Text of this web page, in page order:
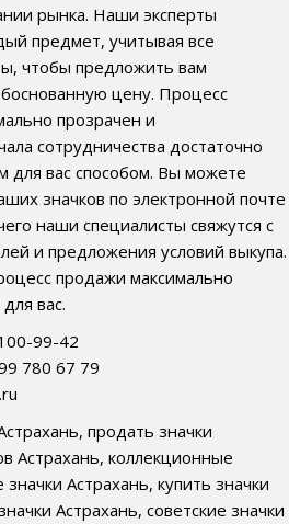
рынка. Наши эксперты
предмет, учитывая все
чтобы предложить вам
цену. Процесс
прозрачен и
сотрудничества достаточно
для вас способом. Вы можете
значков по электронной почте
наши специалисты свяжутся с
и предложения условий выкупа.
продажи максимально
вас.
99-42
780 67 79
продать значки
Астрахань, коллекционные
Астрахань, купить значки
Астрахань, советские значки